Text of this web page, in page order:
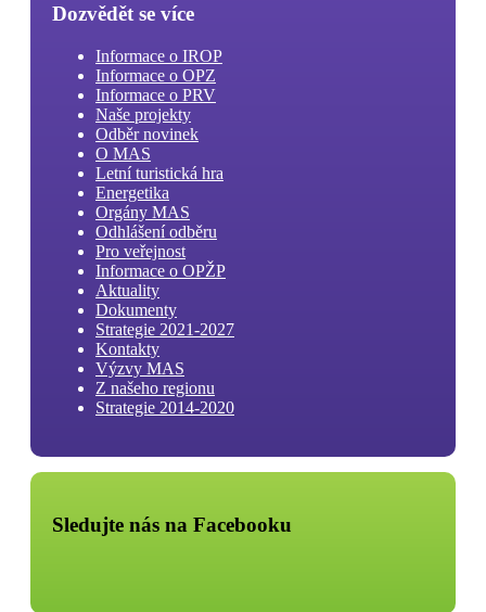
Dozvědět se více
Informace o IROP
Informace o OPZ
Informace o PRV
Naše projekty
Odběr novinek
O MAS
Letní turistická hra
Energetika
Orgány MAS
Odhlášení odběru
Pro veřejnost
Informace o OPŽP
Aktuality
Dokumenty
Strategie 2021-2027
Kontakty
Výzvy MAS
Z našeho regionu
Strategie 2014-2020
Sledujte nás na Facebooku